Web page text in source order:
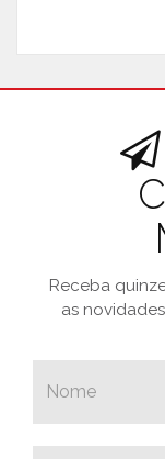
Receba
as